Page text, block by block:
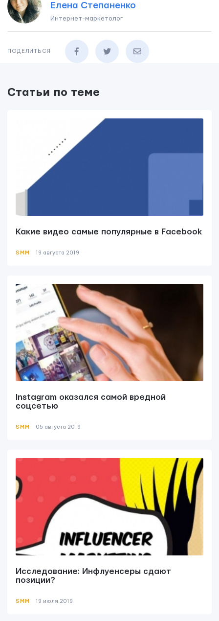
Елена Степаненко
Интернет-маркетолог
ПОДЕЛИТЬСЯ
Статьи по теме
Какие видео самые популярные в Facebook
SMM 19 августа 2019
Instagram оказался самой вредной
соцсетью
SMM 05 августа 2019
Исследование: Инфлуенсеры сдают
позиции?
SMM 19 июля 2019